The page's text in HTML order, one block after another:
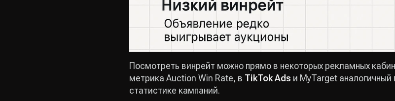
Посмотреть винрейт можно прямо в некоторых рекламных
метрика Auction Win Rate, в TikTok Ads и MyTarget аналогичный
статистике кампаний.